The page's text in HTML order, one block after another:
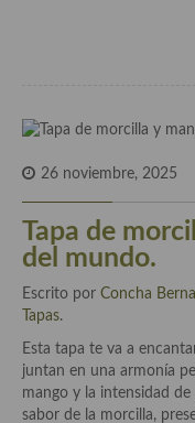
Quesos, recetas
Recetas Especiales
Recetas de Cuaresma
Recetas maridadas
26 noviembre, 2025
Tapa de
del mundo.
Escrito por Concha
Tapas.
Esta tapa te va a
juntan en una armonía
mango y la intensidad
sabor de la morcilla,